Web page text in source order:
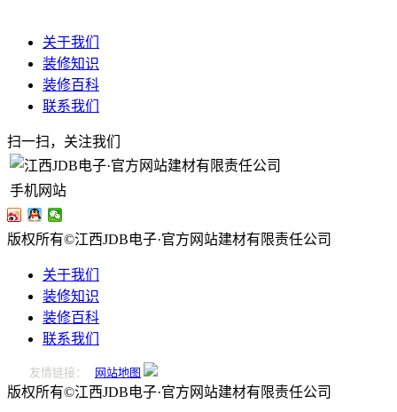
关于我们
装修知识
装修百科
联系我们
扫一扫，关注我们
手机网站
版权所有©江西JDB电子·官方网站建材有限责任公司
关于我们
装修知识
装修百科
联系我们
友情链接： 网站地图
版权所有©江西JDB电子·官方网站建材有限责任公司